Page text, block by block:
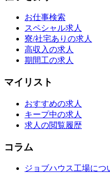
お仕事検索
スペシャル求人
寮/社宅ありの求人
高収入の求人
期間工の求人
マイリスト
おすすめの求人
キープ中の求人
求人の閲覧履歴
コラム
ジョブハウス工場につ